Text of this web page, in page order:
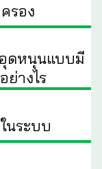
รอง
อุดหนุนแบบมี
ย่างไร
นระบบ